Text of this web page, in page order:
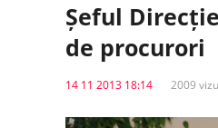
Șeful
de procurori
14 11 2013 18:14 2009